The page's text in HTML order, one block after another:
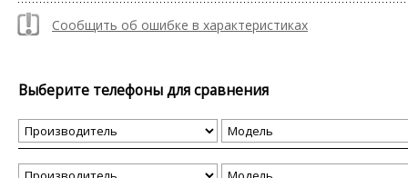
Сообщить об ошибке в характеристиках
Выберите телефоны для сравнения